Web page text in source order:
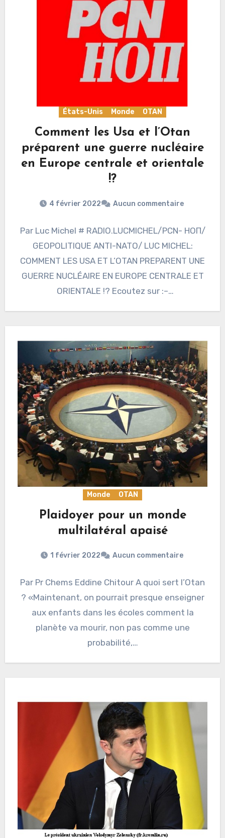
États-Unis Monde OTAN
Comment les Usa et l’Otan
préparent une guerre nucléaire
en Europe centrale et orientale
!?
4 février 2022 Aucun commentaire
Par Luc Michel # RADIO.LUCMICHEL/PCN- НОП/
GEOPOLITIQUE ANTI-NATO/ LUC MICHEL:
COMMENT LES USA ET L’OTAN PREPARENT UNE
GUERRE NUCLÉAIRE EN EUROPE CENTRALE ET
ORIENTALE !? Ecoutez sur :–
preparent-une-guerre-nucleaire-en-europe-
entrale-et-orientale-120355/ La Russie…
Monde OTAN
Plaidoyer pour un monde
multilatéral apaisé
1 février 2022 Aucun commentaire
Par Pr Chems Eddine Chitour A quoi sert l’Otan
? «Maintenant, on pourrait presque enseigner
aux enfants dans les écoles comment la
planète va mourir, non pas comme une
probabilité,…